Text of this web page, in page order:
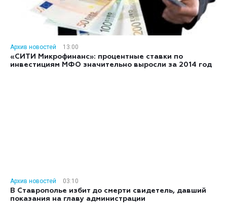
Архив новостей
13:00
«СИТИ Микрофинанс»: процентные ставки по
инвестициям МФО значительно выросли за 2014 год
Архив новостей
03:10
В Ставрополье избит до смерти свидетель, давший
показания на главу администрации